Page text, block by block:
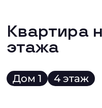
Квартира
этажа
Дом 1 4 этаж